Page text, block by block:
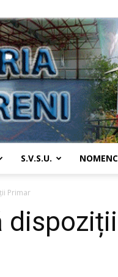
S.V.S.U.
Primar